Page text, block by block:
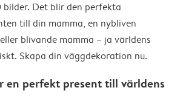
Det blir den perfekta
till din mamma, en nybliven
blivande mamma – ja världens
Skapa din väggdekoration nu.
en perfekt present till världens